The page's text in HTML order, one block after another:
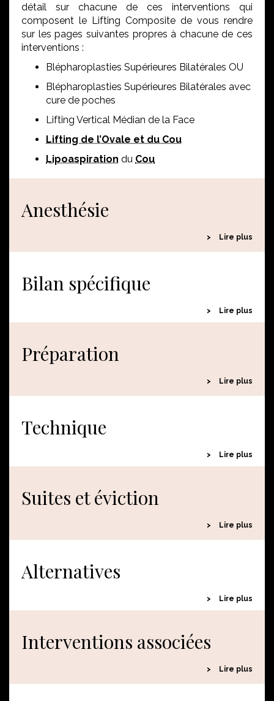
détail sur chacune de ces interventions qui
composent le Lifting Composite de vous rendre
sur les pages suivantes propres à chacune de ces
interventions :
Blépharoplasties Supérieures Bilatérales OU
Blépharoplasties Supérieures Bilatérales avec
cure de poches
Lifting Vertical Médian de la Face
Lifting de l’Ovale et du Cou
Lipoaspiration du Cou
Anesthésie
Lire plus
Bilan spécifique
Lire plus
Préparation
Lire plus
Technique
Lire plus
Suites et éviction
Lire plus
Alternatives
Lire plus
Interventions associées
Lire plus